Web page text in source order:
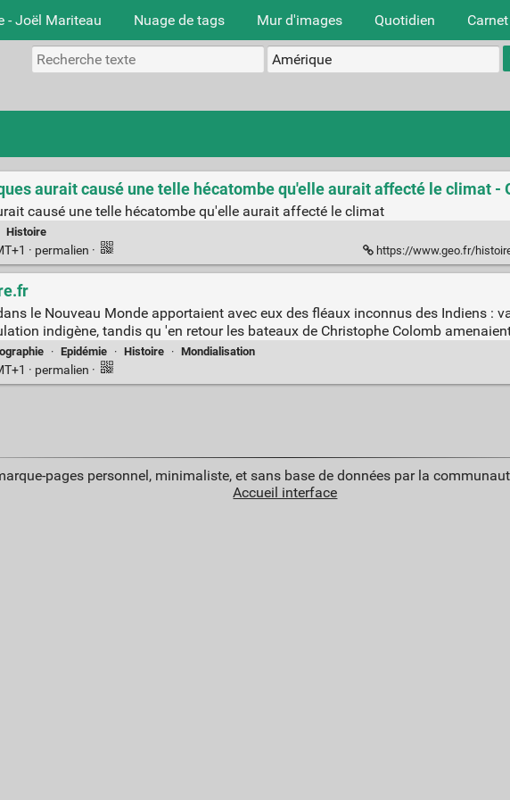
- Joël Mariteau Nuage de tags Mur d'images Quotidien
aurait causé une telle hécatombe qu'elle aurait affecté le climat -
causé une telle hécatombe qu'elle aurait affecté le climat
Histoire
· permalien · https://www.geo.fr/histoire/la-colonisation-
le Nouveau Monde apportaient avec eux des fléaux inconnus des Indiens :
indigène, tandis qu 'en retour les bateaux de Christophe Colomb
· Epidémie · Histoire · Mondialisation
· permalien ·
pages personnel, minimaliste, et sans base de données par la
Accueil interface